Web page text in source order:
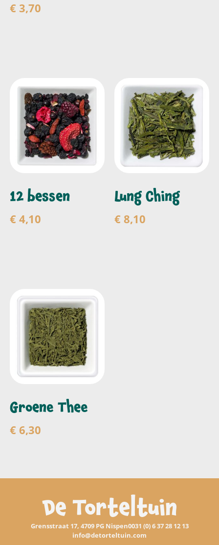
€ 3,70
12 bessen
€ 4,10
Lung Ching
€ 8,10
Groene Thee
€ 6,30
De Torteltuin
Grensstraat 17, 4709 PG Nispen0031 (0) 6 37 28 12 13
info@detorteltuin.com